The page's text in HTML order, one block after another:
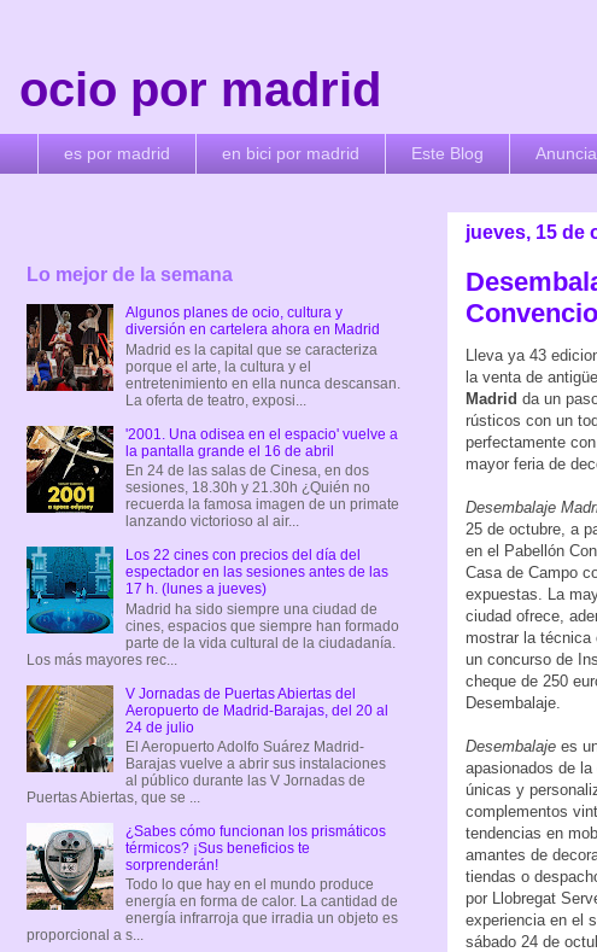
ocio por madrid
es por madrid en bici por madrid Este Blog
jueves, 15 de
Lleva ya 43
la venta de
Madrid da un
rústicos con un
perfectamente
mayor feria de
Desembalaje
25 de octubre, a
en el Pabellón
Casa de Campo
expuestas. La
ciudad ofrece,
mostrar la técnica
un concurso de
cheque de 250
Desembalaje.
Desembalaje es
apasionados de
únicas y
complementos
tendencias en
amantes de
tiendas o
por Llobregat
experiencia en el
sábado 24 de
Lo mejor de la semana
Algunos planes de ocio, cultura y
diversión en cartelera ahora en Madrid
Madrid es la capital que se caracteriza
porque el arte, la cultura y el
entretenimiento en ella nunca descansan.
La oferta de teatro, exposi...
'2001. Una odisea en el espacio' vuelve a
la pantalla grande el 16 de abril
En 24 de las salas de Cinesa, en dos
sesiones, 18.30h y 21.30h ¿Quién no
recuerda la famosa imagen de un primate
lanzando victorioso al air...
Los 22 cines con precios del día del
espectador en las sesiones antes de las
17 h. (lunes a jueves)
Madrid ha sido siempre una ciudad de
cines, espacios que siempre han formado
parte de la vida cultural de la ciudadanía.
Los más mayores rec...
V Jornadas de Puertas Abiertas del
Aeropuerto de Madrid-Barajas, del 20 al
24 de julio
El Aeropuerto Adolfo Suárez Madrid-
Barajas vuelve a abrir sus instalaciones
al público durante las V Jornadas de
Puertas Abiertas, que se ...
¿Sabes cómo funcionan los prismáticos
térmicos? ¡Sus beneficios te
sorprenderán!
Todo lo que hay en el mundo produce
energía en forma de calor. La cantidad de
energía infrarroja que irradia un objeto es
proporcional a s...